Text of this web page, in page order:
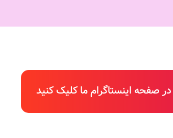
صفحه اینستاگرام ما کلیک کنید